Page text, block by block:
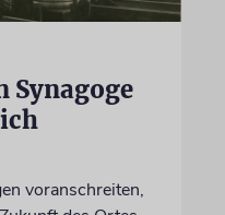
Synagoge
voranschreiten,